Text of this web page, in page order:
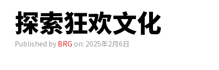
探索狂欢文化
Published by BRG on: 2025年2月6日